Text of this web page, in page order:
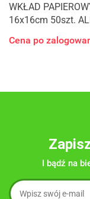
WKŁAD
16x16cm 50szt.
Cena po
I bądź na